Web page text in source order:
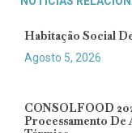
Habitação Social
Agosto 5, 2026
CONSOLFOOD
Processamento De